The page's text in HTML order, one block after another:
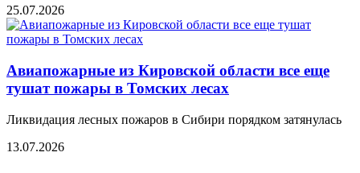
25.07.2026
Авиапожарные из Кировской области все еще
тушат пожары в Томских лесах
Ликвидация лесных пожаров в Сибири порядком затянулась
13.07.2026